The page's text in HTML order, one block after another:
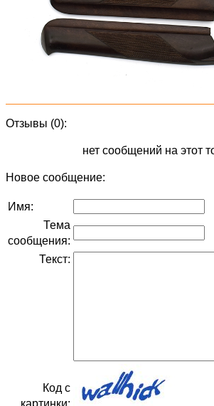
Отзывы (0):
нет сообщений на этот
Новое сообщение:
Имя:
Тема
сообщения:
Текст:
Код с
картинки: